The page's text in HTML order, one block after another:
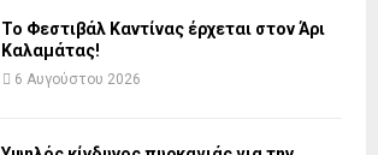
Το Φεστιβάλ Καντίνας έρχεται στον Άρι
Καλαμάτας!
6 Αυγούστου 2026